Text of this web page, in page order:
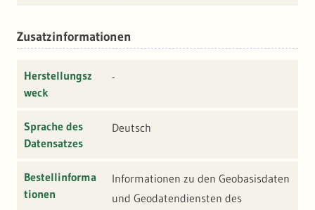
Zusatzinformationen
Herstellungsz
weck
-
Sprache des
Datensatzes
Deutsch
Bestellinforma
tionen
Informationen zu den Geobasisdaten
und Geodatendiensten des